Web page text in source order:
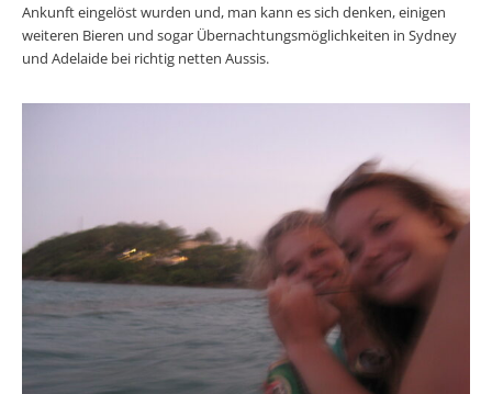
Ankunft eingelöst wurden und, man kann es sich denken, einigen
weiteren Bieren und sogar Übernachtungsmöglichkeiten in Sydney
und Adelaide bei richtig netten Aussis.